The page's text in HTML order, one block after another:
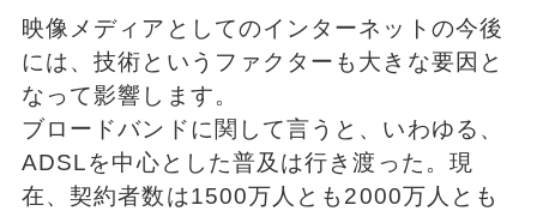
映像メディアとしてのインターネットの今後
には、技術というファクターも大きな要因と
なって影響します。
ブロードバンドに関して言うと、いわゆる、
ADSLを中心とした普及は行き渡った。現
在、契約者数は1500万人とも2000万人とも